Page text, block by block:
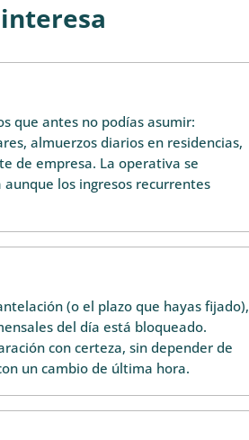
que antes no podías asumir:
almuerzos diarios en residencias,
de empresa. La operativa se
los ingresos recurrentes
(o el plazo que hayas fijado),
del día está bloqueado.
con certeza, sin depender de
un cambio de última hora.